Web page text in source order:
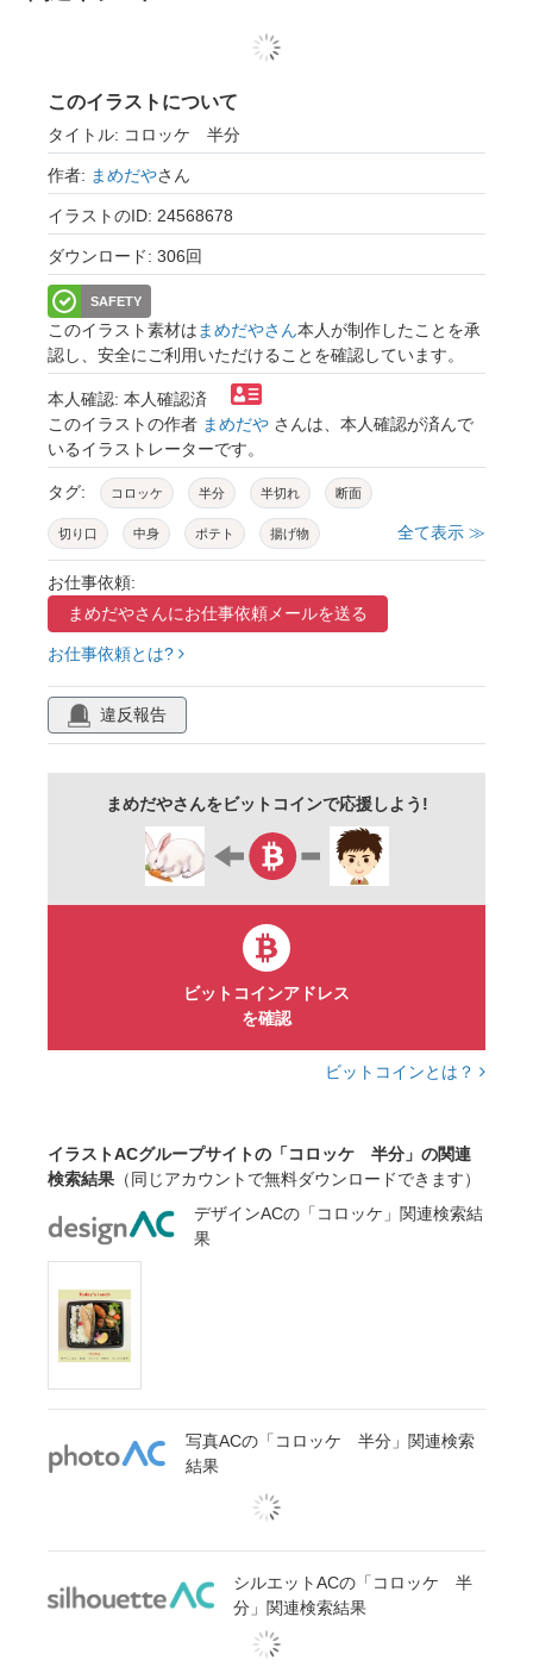
このイラストについて
タイトル: コロッケ 半分
作者: まめだやさん
イラストのID: 24568678
ダウンロード: 306回
SAFETY
このイラスト素材はまめだやさん本人が制作したことを承
認し、安全にご利用いただけることを確認しています。
本人確認: 本人確認済
このイラストの作者 まめだや さんは、本人確認が済んで
いるイラストレーターです。
タグ: コロッケ 半分 半切れ 断面
切り口 中身 ポテト 揚げ物
おかず
揚げたて ほかほか サクサク 食べ物
肉屋 リアル
カラー 単体
挿絵 カット
フリー
全て表示 ≫
お仕事依頼:
まめだやさんにお仕事依頼メールを送る
お仕事依頼とは?
違反報告
まめだやさんをビットコインで応援しよう!
ビットコインアドレス
を確認
ビットコインとは？
イラストACグループサイトの「コロッケ 半分」の関連
検索結果 （同じアカウントで無料ダウンロードできます）
デザインACの「コロッケ」関連検索結
果
写真ACの「コロッケ 半分」関連検索
結果
シルエットACの「コロッケ 半
分」関連検索結果